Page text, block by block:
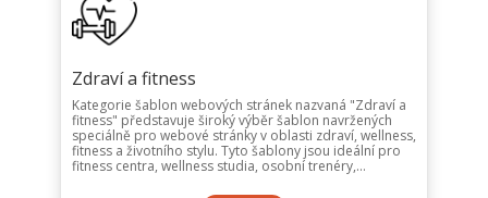
Zdraví a fitness
Kategorie šablon webových stránek nazvaná "Zdraví a
fitness" představuje široký výběr šablon navržených
speciálně pro webové stránky v oblasti zdraví, wellness,
fitness a životního stylu. Tyto šablony jsou ideální pro
fitness centra, wellness studia, osobní trenéry,...